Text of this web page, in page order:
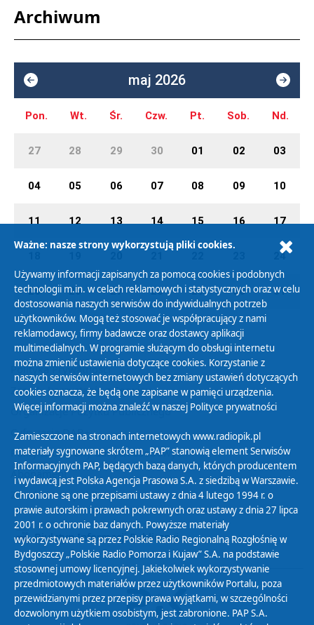
Archiwum
maj 2026
Pon. Wt. Śr. Czw. Pt. Sob. Nd.
27 28 29 30 01 02 03
04 05 06 07 08 09 10
11 12 13 14 15 16 17
24
25 26 27 28 29 30 31
Polityka Prywatności
Zasady korzystania z Serwisu
Organizacje Pożytku Publicznego
Cyfryzacja DAB+
Polityka ochrony danych osobowych
Abonament
Zamówienia publiczne
Biuletyn Informacji Publicznej
Ważne: nasze strony wykorzystują pliki cookies.
Używamy informacji zapisanych za pomocą cookies i podobnych
technologii m.in. w celach reklamowych i statystycznych oraz w celu
dostosowania naszych serwisów do indywidualnych potrzeb
użytkowników. Mogą też stosować je współpracujący z nami
reklamodawcy, firmy badawcze oraz dostawcy aplikacji
multimedialnych. W programie służącym do obsługi internetu
można zmienić ustawienia dotyczące cookies. Korzystanie z
naszych serwisów internetowych bez zmiany ustawień dotyczących
cookies oznacza, że będą one zapisane w pamięci urządzenia.
Więcej informacji można znaleźć w naszej Polityce prywatności
Zamieszczone na stronach internetowych www.radiopik.pl
materiały sygnowane skrótem „PAP” stanowią element Serwisów
Informacyjnych PAP, będących bazą danych, których producentem
i wydawcą jest Polska Agencja Prasowa S.A. z siedzibą w Warszawie.
Chronione są one przepisami ustawy z dnia 4 lutego 1994 r. o
prawie autorskim i prawach pokrewnych oraz ustawy z dnia 27 lipca
2001 r. o ochronie baz danych. Powyższe materiały
wykorzystywane są przez Polskie Radio Regionalną Rozgłośnię w
Bydgoszczy „Polskie Radio Pomorza i Kujaw” S.A. na podstawie
stosownej umowy licencyjnej. Jakiekolwiek wykorzystywanie
przedmiotowych materiałów przez użytkowników Portalu, poza
przewidzianymi przez przepisy prawa wyjątkami, w szczególności
dozwolonym użytkiem osobistym, jest zabronione. PAP S.A.